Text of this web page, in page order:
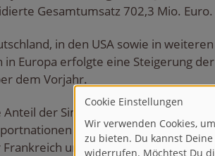
Gesamtumsatz 702,3 Mio. Euro.
in den USA sowie in weiteren
Europa erfolgte eine Steigerung der
dem Vorjahr.
der Simba Dickie Group liegt bei
der Gruppe waren 2020
und Italien sowie die USA.